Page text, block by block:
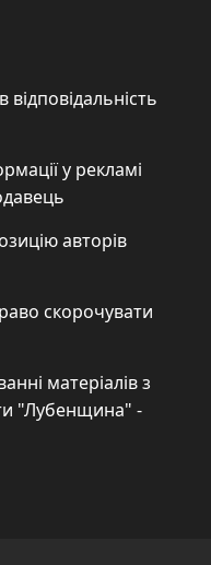
відповідальність
у рекламі
авторів
скорочувати
матеріалів з
"Лубенщина" -